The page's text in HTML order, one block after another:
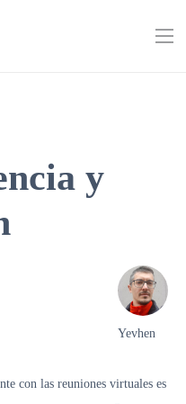
y
Yevhen
con las reuniones virtuales es